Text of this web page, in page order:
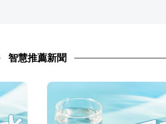
智慧推薦新聞